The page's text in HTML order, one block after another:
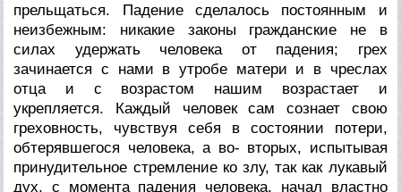
прельщаться. Падение сделалось постоянным и
неизбежным: никакие законы гражданские не в
силах удержать человека от падения; грех
зачинается с нами в утробе матери и в чреслах
отца и с возрастом нашим возрастает и
укрепляется. Каждый человек сам сознает свою
греховность, чувствуя себя в состоянии потери,
обтерявшегося человека, а во- вторых, испытывая
принудительное стремление ко злу, так как лукавый
дух, с момента падения человека, начал властно